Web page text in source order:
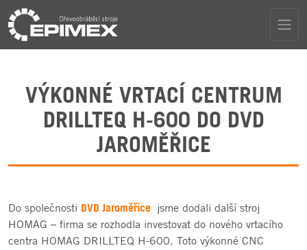
VÝKONNÉ VRTACÍ CENTRUM
DRILLTEQ H-600 DO DVD
JAROMĚŘICE
Do společnosti DVD Jaroměřice jsme dodali další stroj
HOMAG – firma se rozhodla investovat do nového vrtacího
centra HOMAG DRILLTEQ H-600. Toto výkonné CNC